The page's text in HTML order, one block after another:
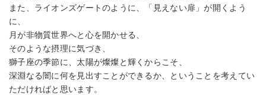
また、ライオンズゲートのように、「見えない扉」が開くよう
に、
月が非物質世界へと心を開かせる、
そのような摂理に気づき、
獅子座の季節に、太陽が燦燦と輝くからこそ、
深淵なる闇に何を見出すことができるか、ということを考えてい
ただければと思います。